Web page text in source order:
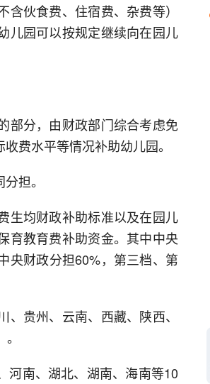
伙食费、住宿费、杂费等）
儿园可以按规定继续向在园儿
部分，由财政部门综合考虑免
费水平等情况补助幼儿园。
担。
生均财政补助标准以及在园儿
育教育费补助资金。其中中央
央财政分担60%，第三档、第
贵州、云南、西藏、陕西、
河南、湖北、湖南、海南等10